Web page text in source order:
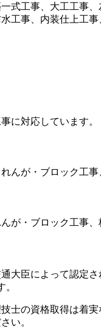
式工事、大工工事
工事、内装仕上工
に対応しています。
んが・ブロック工
が・ブロック工事
大臣によって認定
士の資格取得は着
い。